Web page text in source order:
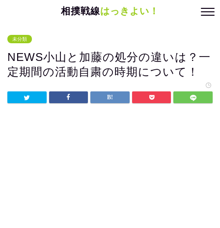
相撲戦線はっきよい！
未分類
NEWS小山と加藤の処分の違いは？一
定期間の活動自粛の時期について！